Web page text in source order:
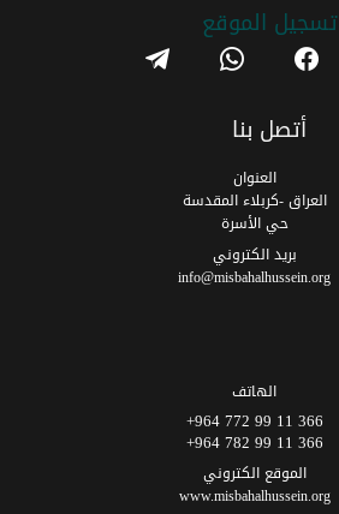
تسجیل الموقع
facebook
whatsapp
telegram
أتصل بنا
العنوان
العراق -كربلاء المقدسة
حي الأسرة
برید الکتروني
info@misbahalhussein.org
الهاتف
366 11 99 772 964+
366 11 99 782 964+
الموقع الکتروني
www.misbahalhussein.org